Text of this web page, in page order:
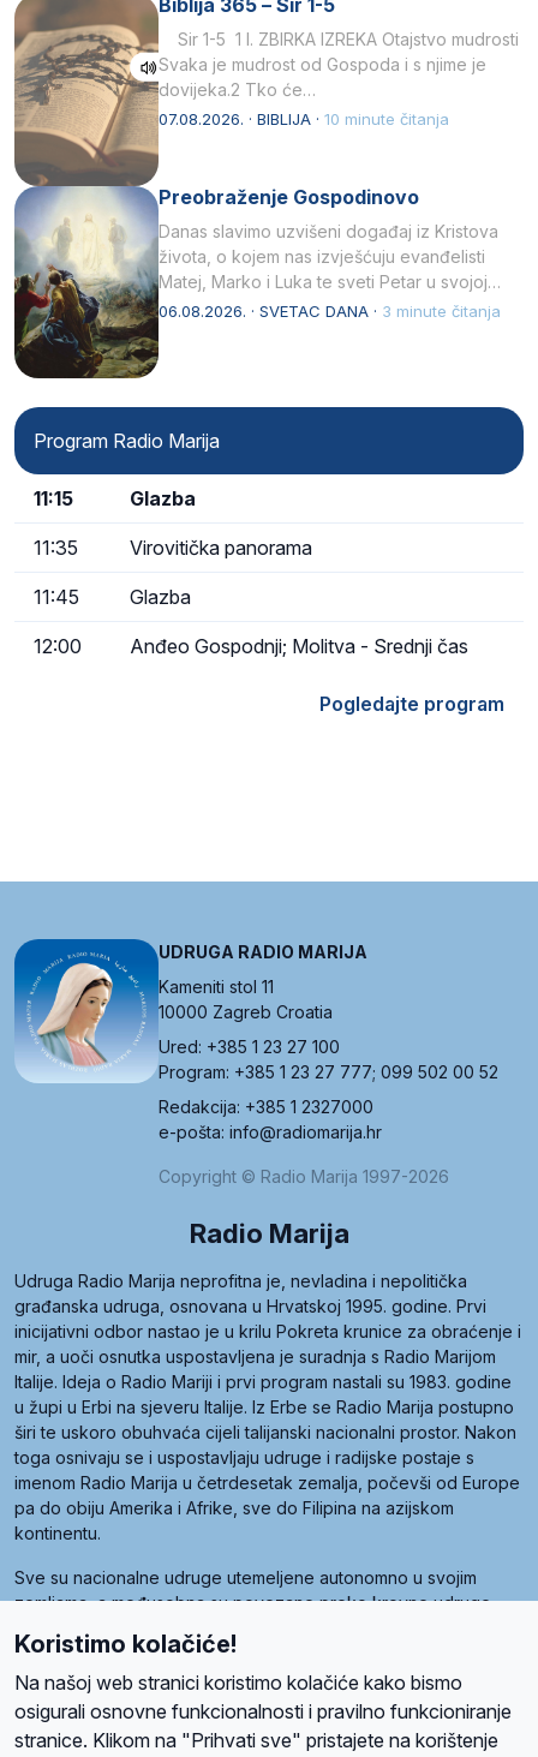
Biblija 365 – Sir 1-5
Sir 1-5 1 I. ZBIRKA IZREKA Otajstvo mudrosti
Svaka je mudrost od Gospoda i s njime je
dovijeka.2 Tko će…
07.08.2026. · BIBLIJA · 10 minute čitanja
Preobraženje Gospodinovo
Danas slavimo uzvišeni događaj iz Kristova
života, o kojem nas izvješćuju evanđelisti
Matej, Marko i Luka te sveti Petar u svojoj
drugoj…
06.08.2026. · SVETAC DANA · 3 minute čitanja
Program Radio Marija
11:15 Glazba
11:35 Virovitička panorama
11:45 Glazba
12:00 Anđeo Gospodnji; Molitva - Srednji čas
Pogledajte program
UDRUGA RADIO MARIJA
Kameniti stol 11
10000 Zagreb Croatia
Ured: +385 1 23 27 100
Program: +385 1 23 27 777; 099 502 00 52
Redakcija: +385 1 2327000
e-pošta: info@radiomarija.hr
Copyright © Radio Marija 1997-2026
Radio Marija
Udruga Radio Marija neprofitna je, nevladina i nepolitička
građanska udruga, osnovana u Hrvatskoj 1995. godine. Prvi
inicijativni odbor nastao je u krilu Pokreta krunice za obraćenje i
mir, a uoči osnutka uspostavljena je suradnja s Radio Marijom
Italije. Ideja o Radio Mariji i prvi program nastali su 1983. godine
u župi u Erbi na sjeveru Italije. Iz Erbe se Radio Marija postupno
širi te uskoro obuhvaća cijeli talijanski nacionalni prostor. Nakon
toga osnivaju se i uspostavljaju udruge i radijske postaje s
imenom Radio Marija u četrdesetak zemalja, počevši od Europe
pa do obiju Amerika i Afrike, sve do Filipina na azijskom
kontinentu.
Sve su nacionalne udruge utemeljene autonomno u svojim
zemljama, a međusobna su povezane preko krovne udruge
Radio Maria). Svjetsku obitelj utemeljilo je sedam članica, među
kojima je i hrvatska Udruga Radio Marija.
Koristimo kolačiće!
Na našoj web stranici koristimo kolačiće kako bismo
osigurali osnovne funkcionalnosti i pravilno funkcioniranje
stranice. Klikom na "Prihvati sve" pristajete na korištenje